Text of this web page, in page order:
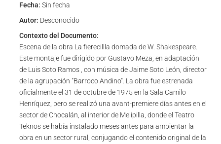
Fecha: Sin fecha
Autor: Desconocido
Contexto del Documento:
Escena de la obra La fierecillla domada de W. Shakespeare.
Este montaje fue dirigido por Gustavo Meza, en adaptación
de Luis Soto Ramos , con música de Jaime Soto León, director
de la agrupación "Barroco Andino". La obra fue estrenada
oficialmente el 31 de octubre de 1975 en la Sala Camilo
Henríquez, pero se realizó una avant-premiere días antes en el
sector de Chocalán, al interior de Melipilla, donde el Teatro
Teknos se había instalado meses antes para ambientar la
obra en un sector rural, conjugando el contenido original de la